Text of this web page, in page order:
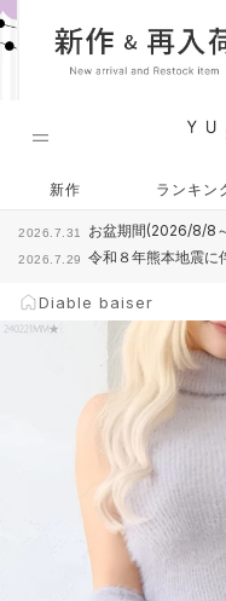
ス
キ
新作 ランキン
2026.7.31 お盆期間(2026/8/8
2026.7.29 令和８年熊本地震に
Diable baiser